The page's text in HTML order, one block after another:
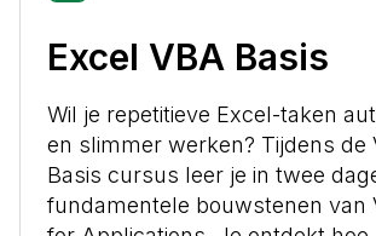
Excel VBA Basis
Wil je repetitieve Excel-taken
en slimmer werken? Tijdens de
Basis cursus leer je in twee
fundamentele bouwstenen van